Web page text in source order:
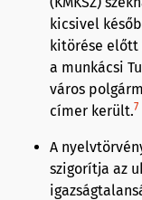
kicsivel
kitörése előtt
a munkácsi
város
címer került.7
A
szigorítja az